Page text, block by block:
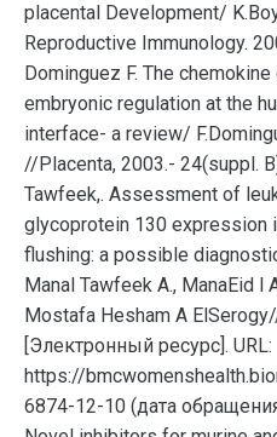
placental Development/
Reproductive Immunology.
Dominguez F. The
embryonic regulation at the
interface- a review/
//Placenta, 2003.- 24(suppl.
Tawfeek,. Assessment of
glycoprotein 130 expression
flushing: a possible
Manal Tawfeek A., ManaEid l
Mostafa Hesham A
[Электронный ресурс]. URL:
https://
6874-12-10 (дата